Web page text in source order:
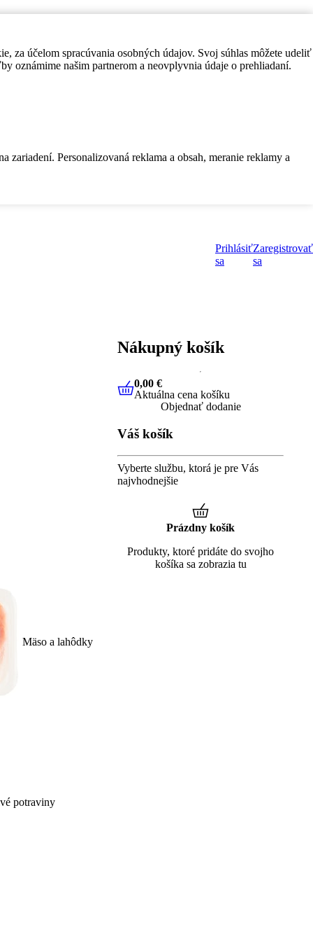
za účelom spracúvania osobných údajov. Svoj súhlas môžete udeliť
oznámime našim partnerom a neovplyvnia údaje o prehliadaní.
Personalizovaná reklama a obsah, meranie reklamy a
Prihlásiť
sa
Zaregistrovať
sa
Mäso a lahôdky
potraviny
Nákupný košík
0,00 €Aktuálna cena košíku
0,00 €
Aktuálna cena košíku
Objednať dodanie
Váš košík
Vyberte službu, ktorá je pre Vás
najvhodnejšie
Prázdny košík
Produkty, ktoré pridáte do svojho
košíka sa zobrazia tu